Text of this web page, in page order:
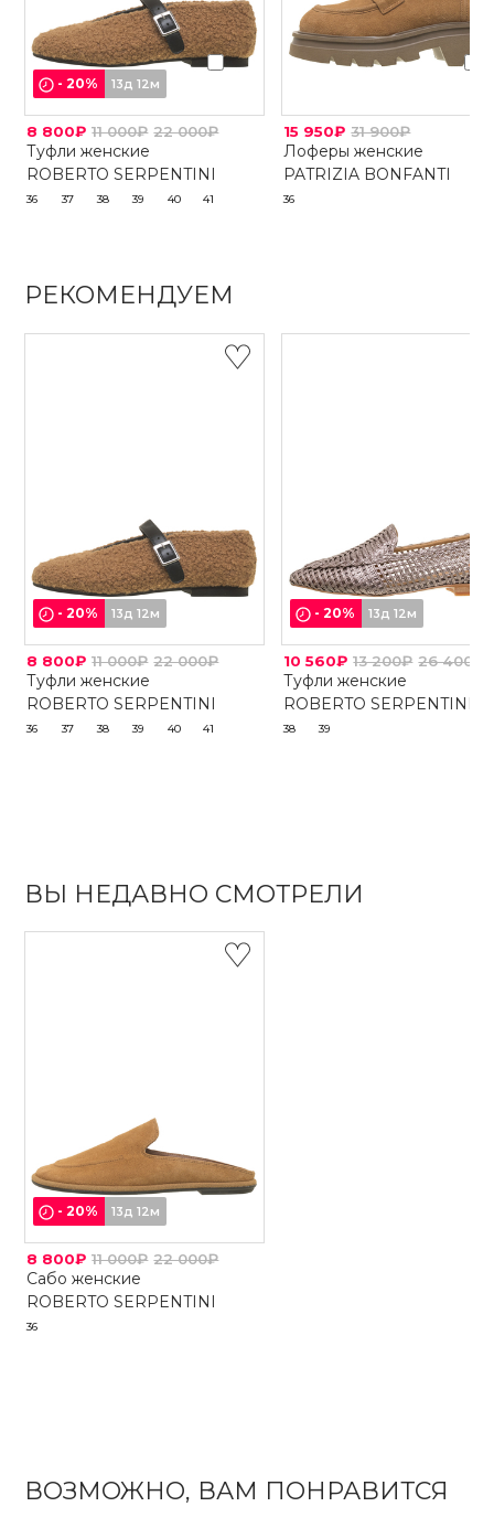
-20% 13д 12м
8 800₽ 11 000₽ 22 000₽
Туфли женские
ROBERTO SERPENTINI
36 37 38 39 40 41
15 950₽ 31 900₽
Лоферы женские
PATRIZIA BONFANTI
36
РЕКОМЕНДУЕМ
-20% 13д 12м
8 800₽ 11 000₽ 22 000₽
Туфли женские
ROBERTO SERPENTINI
36 37 38 39 40 41
-20% 13д 12м
10 560₽ 13 200₽ 26 400₽
Туфли женские
ROBERTO SERPENTINI
38 39
ВЫ НЕДАВНО СМОТРЕЛИ
-20% 13д 12м
8 800₽ 11 000₽ 22 000₽
Сабо женские
ROBERTO SERPENTINI
36
ВОЗМОЖНО, ВАМ ПОНРАВИТСЯ